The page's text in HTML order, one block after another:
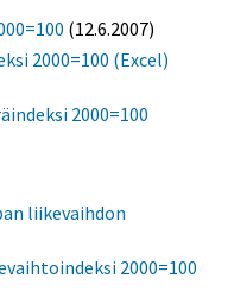
(12.6.2007)
2000=100 (Excel)
2000=100
liikevaihdon
2000=100